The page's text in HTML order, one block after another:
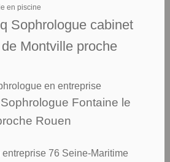
en piscine
Sophrologue cabinet
Montville proche
en entreprise
Fontaine le
Rouen
76 Seine-Maritime